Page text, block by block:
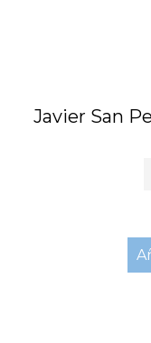
Javier San